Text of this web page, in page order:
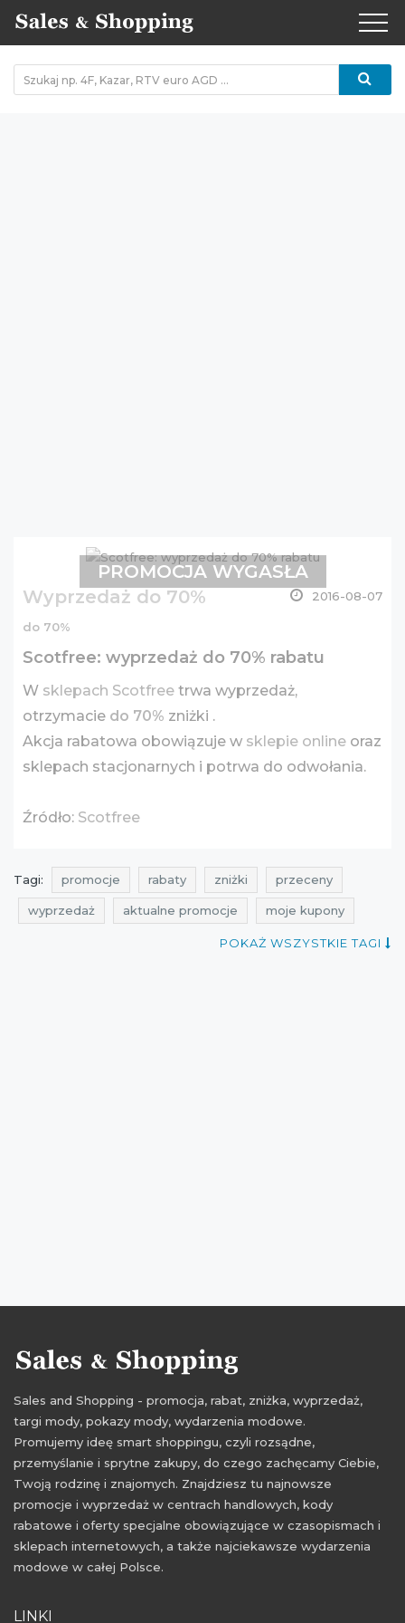
Wyprzedaż do 70% 2016-08-07
do 70%
Scotfree: wyprzedaż do 70% rabatu
W sklepach Scotfree trwa wyprzedaż,
otrzymacie do 70% zniżki .
Akcja rabatowa obowiązuje w sklepie online oraz
sklepach stacjonarnych i potrwa do odwołania.
Źródło: Scotfree
PROMOCJA WYGASŁA
Tagi: promocje rabaty zniżki przeceny
wyprzedaż aktualne promocje moje kupony
rabaty lipiec zniżki lipiec
POKAŻ WSZYSTKIE TAGI
Sales and Shopping - promocja, rabat, zniżka, wyprzedaż,
targi mody, pokazy mody, wydarzenia modowe.
Promujemy ideę smart shoppingu, czyli rozsądne,
przemyślanie i sprytne zakupy, do czego zachęcamy Ciebie,
Twoją rodzinę i znajomych. Znajdziesz tu najnowsze
promocje i wyprzedaż w centrach handlowych, kody
rabatowe i oferty specjalne obowiązujące w czasopismach i
sklepach internetowych, a także najciekawsze wydarzenia
modowe w całej Polsce.
LINKI